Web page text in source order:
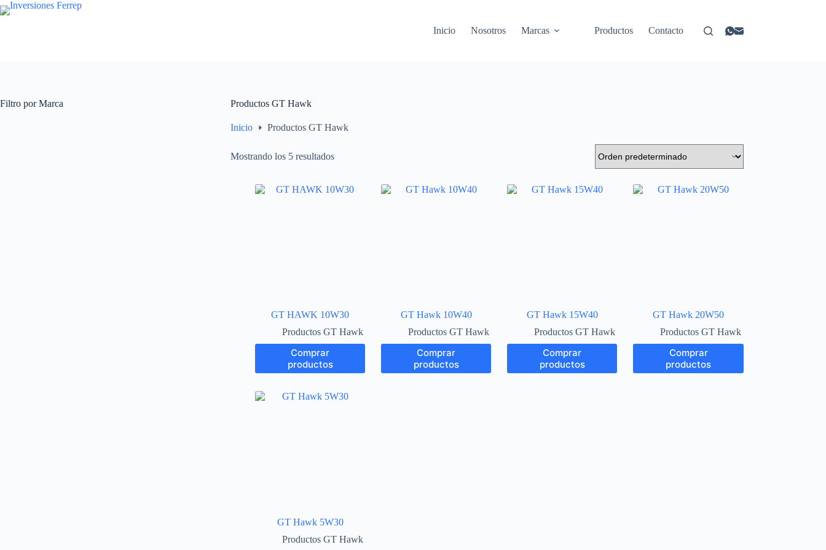
Saltar
al
Inicio Nosotros Marcas Productos Contacto
Productos GT Hawk
Inicio Productos GT Hawk
Mostrando los 5 resultados
GT HAWK 10W30
Productos GT Hawk
Comprar
productos
GT Hawk 10W40
Productos GT Hawk
Comprar
productos
GT Hawk 15W40
Productos GT Hawk
Comprar
productos
GT Hawk 20W50
Productos GT Hawk
Comprar
productos
GT Hawk 5W30
Productos GT Hawk
Filtro por Marca